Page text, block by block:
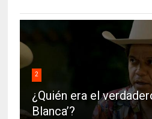
2
¿Quién era el
Blanca’?